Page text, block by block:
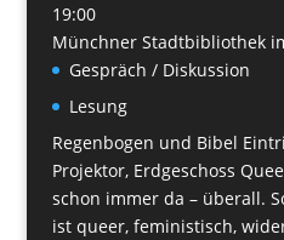
19:00
Münchner Stadtbibliothek
Gespräch / Diskussion
Lesung
Regenbogen und Bibel
Projektor, Erdgeschoss
schon immer da – überall.
ist queer, feministisch,